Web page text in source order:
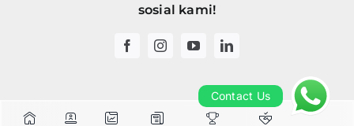
sosial kami!
Contact Us Contact Us